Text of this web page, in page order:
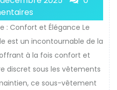
: Confort et Élégance Le
est un incontournable de la
à la fois confort et
discret sous les vêtements
ce sous-vêtement